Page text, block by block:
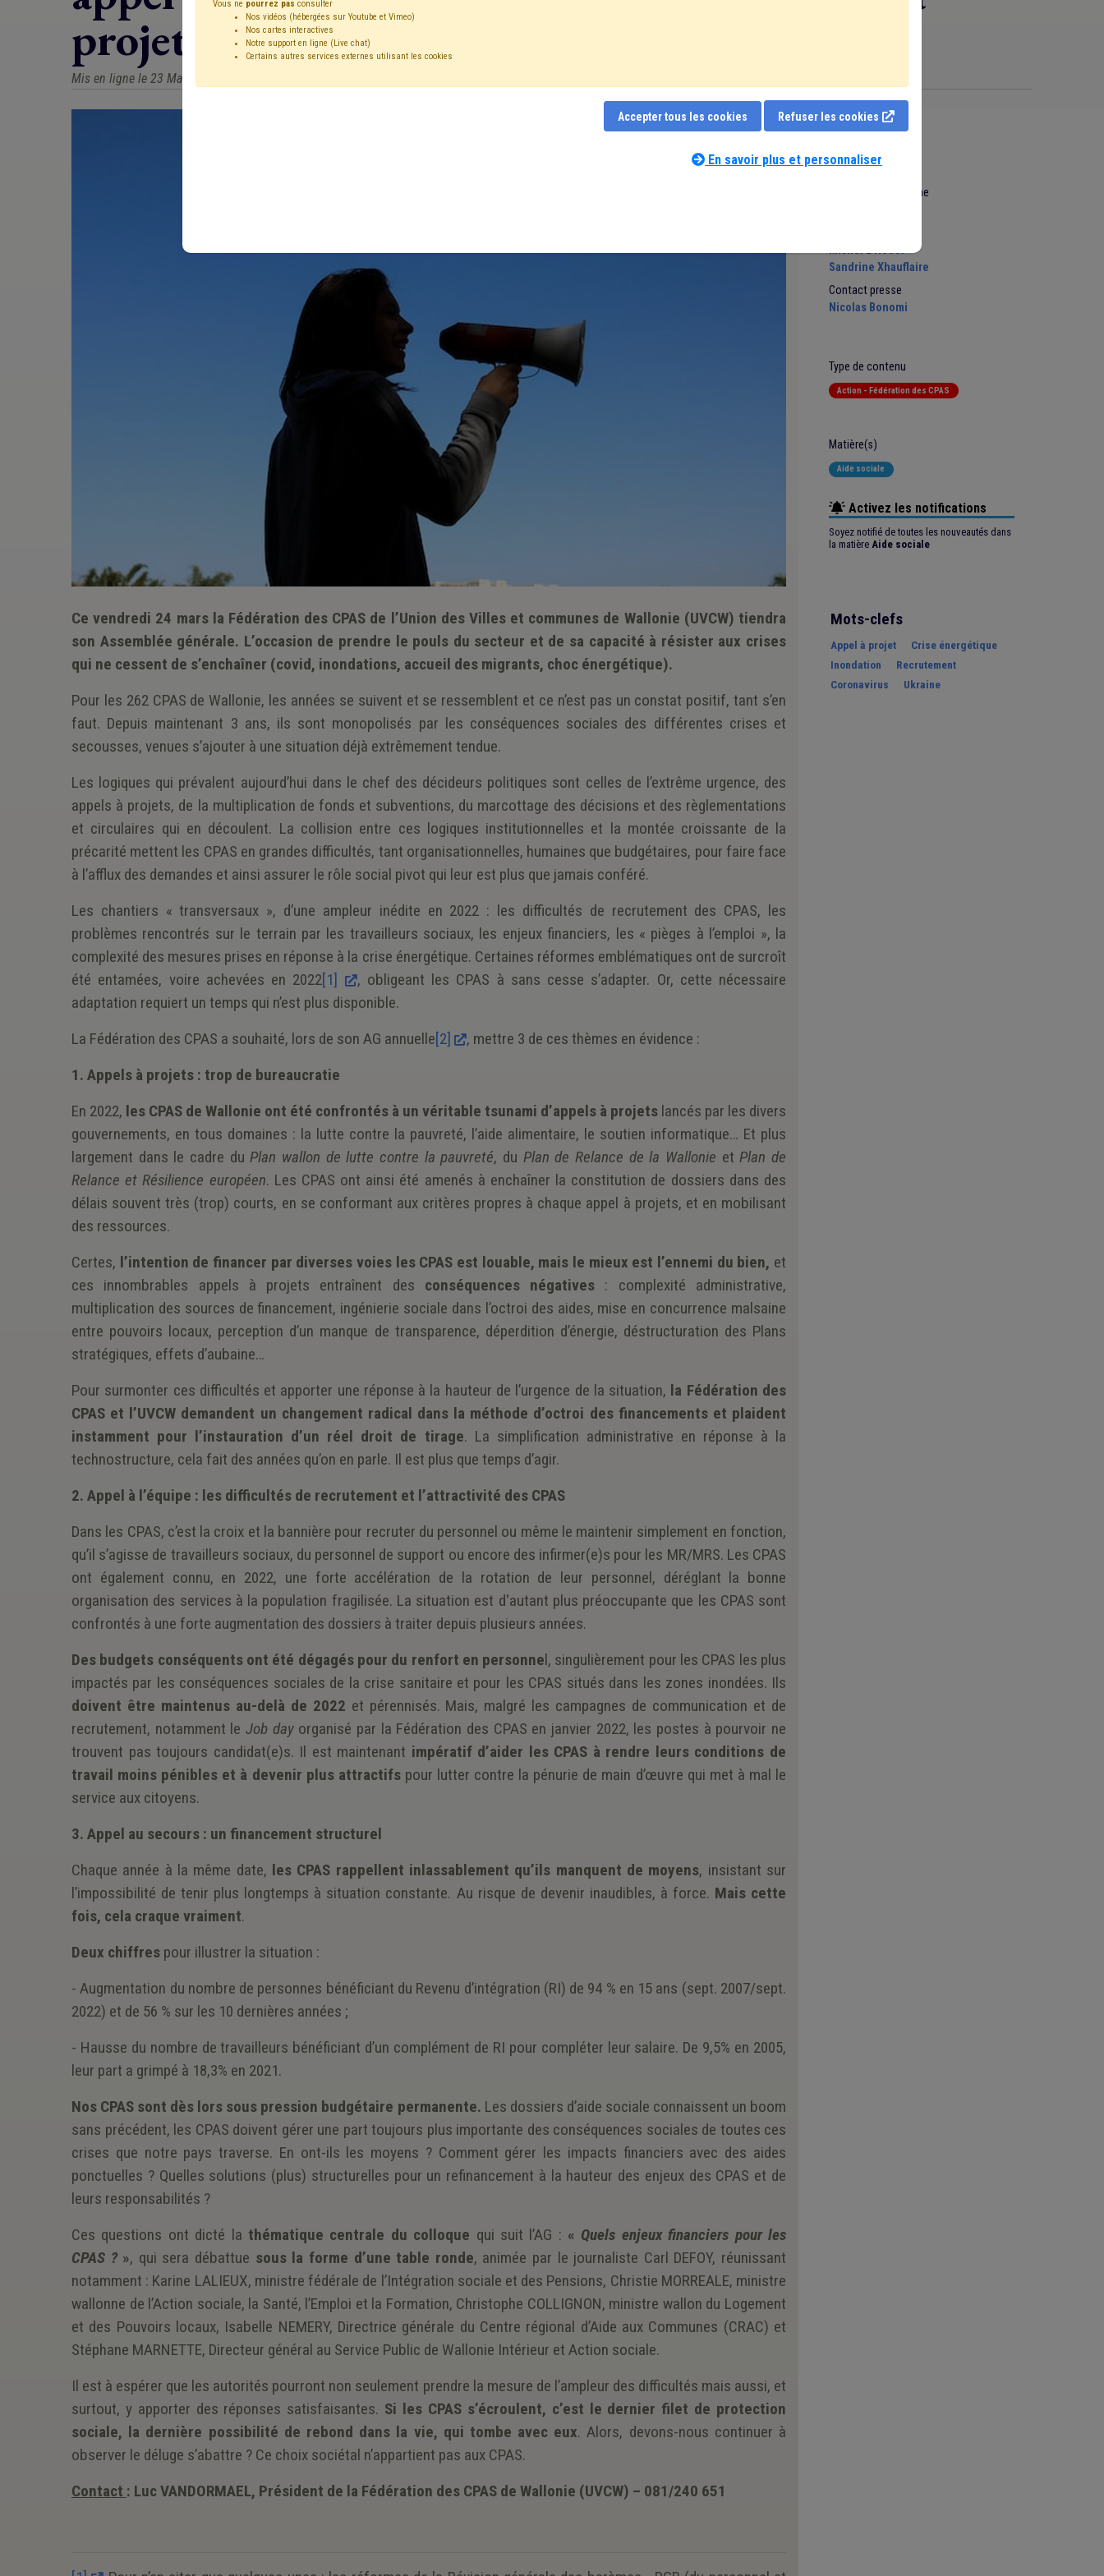
projets
Mis en ligne le 23 Mars 2023 - Michel L'HOOST, Sandrine XHAUFLAIRE
Ce vendredi 24 mars la Fédération des CPAS de l’Union des Villes et communes de Wallonie (UVCW) tiendra
son Assemblée générale. L’occasion de prendre le pouls du secteur et de sa capacité à résister aux crises
qui ne cessent de s’enchaîner (covid, inondations, accueil des migrants, choc énergétique).
Pour les 262 CPAS de Wallonie, les années se suivent et se ressemblent et ce n’est pas un constat positif, tant s’en
faut. Depuis maintenant 3 ans, ils sont monopolisés par les conséquences sociales des différentes crises et
secousses, venues s’ajouter à une situation déjà extrêmement tendue.
Les logiques qui prévalent aujourd’hui dans le chef des décideurs politiques sont celles de l’extrême urgence, des
appels à projets, de la multiplication de fonds et subventions, du marcottage des décisions et des règlementations
et circulaires qui en découlent. La collision entre ces logiques institutionnelles et la montée croissante de la
précarité mettent les CPAS en grandes difficultés, tant organisationnelles, humaines que budgétaires, pour faire face
à l’afflux des demandes et ainsi assurer le rôle social pivot qui leur est plus que jamais conféré.
Les chantiers « transversaux », d’une ampleur inédite en 2022 : les difficultés de recrutement des CPAS, les
problèmes rencontrés sur le terrain par les travailleurs sociaux, les enjeux financiers, les « pièges à l’emploi », la
complexité des mesures prises en réponse à la crise énergétique. Certaines réformes emblématiques ont de surcroît
été entamées, voire achevées en 2022[1]
, obligeant les CPAS à sans cesse s’adapter. Or, cette nécessaire
adaptation requiert un temps qui n’est plus disponible.
La Fédération des CPAS a souhaité, lors de son AG annuelle[2]
, mettre 3 de ces thèmes en évidence :
1. Appels à projets : trop de bureaucratie
En 2022, les CPAS de Wallonie ont été confrontés à un véritable tsunami d’appels à projets lancés par les divers
gouvernements, en tous domaines : la lutte contre la pauvreté, l’aide alimentaire, le soutien informatique… Et plus
largement dans le cadre duPlan wallon de lutte contre la pauvreté, du Plan de Relance de la Wallonie etPlan de
Relance et Résilience européen. Les CPAS ont ainsi été amenés à enchaîner la constitution de dossiers dans des
délais souvent très (trop) courts, en se conformant aux critères propres à chaque appel à projets, et en mobilisant
des ressources.
Certes, l’intention de financer par diverses voies les CPAS est louable, mais le mieux est l’ennemi du bien, et
ces innombrables appels à projets entraînent des conséquences négatives : complexité administrative,
multiplication des sources de financement, ingénierie sociale dans l’octroi des aides, mise en concurrence malsaine
entre pouvoirs locaux, perception d’un manque de transparence, déperdition d’énergie, déstructuration des Plans
stratégiques, effets d’aubaine…
Pour surmonter ces difficultés et apporter une réponse à la hauteur de l’urgence de la situation, la Fédération des
CPAS et l’UVCW demandent un changement radical dans la méthode d’octroi des financements et plaident
instamment pour l’instauration d’un réel droit de tirage. La simplification administrative en réponse à la
technostructure, cela fait des années qu’on en parle. Il est plus que temps d’agir.
2. Appel à l’équipe : les difficultés de recrutement et l’attractivité des CPAS
Dans les CPAS, c’est la croix et la bannière pour recruter du personnel ou même le maintenir simplement en fonction,
qu’il s’agisse de travailleurs sociaux, du personnel de support ou encore des infirmer(e)s pour les MR/MRS. Les CPAS
ont également connu, en 2022, une forte accélération de la rotation de leur personnel, déréglant la bonne
organisation des services à la population fragilisée. La situation est d'autant plus préoccupante que les CPAS sont
confrontés à une forte augmentation des dossiers à traiter depuis plusieurs années.
Des budgets conséquents ont été dégagés pour du renfort en personnel, singulièrement pour les CPAS les plus
impactés par les conséquences sociales de la crise sanitaire et pour les CPAS situés dans les zones inondées. Ils
doivent être maintenus au-delà de 2022 et pérennisés. Mais, malgré les campagnes de communication et de
recrutement, notamment le Job dayorganisé par la Fédération des CPAS en janvier 2022, les postes à pourvoir ne
trouvent pas toujours candidat(e)s. Il est maintenant impératif d’aider les CPAS à rendre leurs conditions de
travail moins pénibles et à devenir plus attractifspour lutter contre la pénurie de main d’œuvre qui met à mal le
service aux citoyens.
3. Appel au secours : un financement structurel
Chaque année à la même date, les CPAS rappellent inlassablement qu’ils manquent de moyens, insistant sur
l’impossibilité de tenir plus longtemps à situation constante. Au risque de devenir inaudibles, à force. Mais cette
fois, cela craque vraiment.
Deux chiffres pour illustrer la situation :
- Augmentation du nombre de personnes bénéficiant du Revenu d’intégration (RI) de 94 % en 15 ans (sept. 2007/sept.
2022) et de 56 % sur les 10 dernières années ;
- Hausse du nombre de travailleurs bénéficiant d’un complément de RI pour compléter leur salaire. De 9,5% en 2005,
leur part a grimpé à 18,3% en 2021.
Nos CPAS sont dès lors sous pression budgétaire permanente. Les dossiers d’aide sociale connaissent un boom
sans précédent, les CPAS doivent gérer une part toujours plus importante des conséquences sociales de toutes ces
crises que notre pays traverse. En ont-ils les moyens ? Comment gérer les impacts financiers avec des aides
ponctuelles ? Quelles solutions (plus) structurelles pour un refinancement à la hauteur des enjeux des CPAS et de
leurs responsabilités ?
Ces questions ont dicté la thématique centrale du colloque qui suit l’AG : « Quels enjeux financiers pour les
CPAS ?», qui sera débattue sous la forme d’une table ronde, animée par le journaliste Carl DEFOY, réunissant
notamment : Karine LALIEUX, ministre fédérale de l’Intégration sociale et des Pensions, Christie MORREALE, ministre
wallonne de l’Action sociale, la Santé, l’Emploi et la Formation, Christophe COLLIGNON, ministre wallon du Logement
et des Pouvoirs locaux, Isabelle NEMERY, Directrice générale du Centre régional d’Aide aux Communes (CRAC) et
Stéphane MARNETTE, Directeur général au Service Public de Wallonie Intérieur et Action sociale.
Il est à espérer que les autorités pourront non seulement prendre la mesure de l’ampleur des difficultés mais aussi, et
surtout, y apporter des réponses satisfaisantes. Si les CPAS s’écroulent, c’est le dernier filet de protection
sociale, la dernière possibilité de rebond dans la vie, qui tombe avec eux. Alors, devons-nous continuer à
observer le déluge s’abattre ? Ce choix sociétal n’appartient pas aux CPAS.
Contact : Luc VANDORMAEL, Président de la Fédération des CPAS de Wallonie (UVCW) – 081/240 651
Date de mise en ligne
Michel L'Hoost
Sandrine Xhauflaire
Contact presse
Nicolas Bonomi
Type de contenu
Action - Fédération des CPAS
Matière(s)
Aide sociale
Activez les notifications
Soyez notifié de toutes les nouveautés dans
la matière Aide sociale
Mots-clefs
Appel à projet
Crise énergétique
Inondation
Recrutement
Coronavirus
Ukraine
Vous ne pourrez pas consulter
Nos vidéos (hébergées sur Youtube et Vimeo)
Nos cartes interactives
Notre support en ligne (Live chat)
Certains autres services externes utilisant les cookies
Accepter tous les cookies Refuser les cookies
En savoir plus et personnaliser